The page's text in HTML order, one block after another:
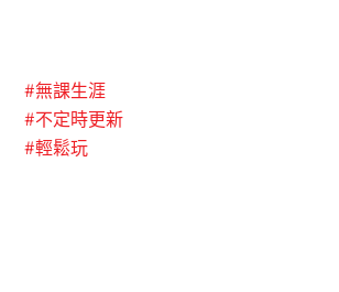
#無課生涯
#不定時更新
#輕鬆玩